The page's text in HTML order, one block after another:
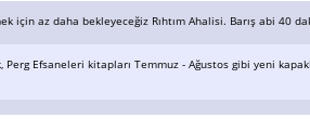
için az daha bekleyeceğiz Rıhtım Ahalisi. Barış abi 40
Perg Efsaneleri kitapları Temmuz - Ağustos gibi yeni